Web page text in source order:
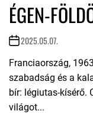
ÉGEN-
2025.05.07.
Franciaország,
szabadság és a
bír: légiutas-kísérő.
világot...